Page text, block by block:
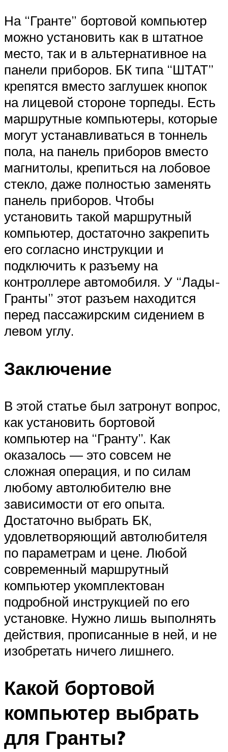
На “Гранте” бортовой компьютер
можно установить как в штатное
место, так и в альтернативное на
панели приборов. БК типа “ШТАТ”
крепятся вместо заглушек кнопок
на лицевой стороне торпеды. Есть
маршрутные компьютеры, которые
могут устанавливаться в тоннель
пола, на панель приборов вместо
магнитолы, крепиться на лобовое
стекло, даже полностью заменять
панель приборов. Чтобы
установить такой маршрутный
компьютер, достаточно закрепить
его согласно инструкции и
подключить к разъему на
контроллере автомобиля. У “Лады-
Гранты” этот разъем находится
перед пассажирским сидением в
левом углу.
Заключение
В этой статье был затронут вопрос,
как установить бортовой
компьютер на “Гранту”. Как
оказалось — это совсем не
сложная операция, и по силам
любому автолюбителю вне
зависимости от его опыта.
Достаточно выбрать БК,
удовлетворяющий автолюбителя
по параметрам и цене. Любой
современный маршрутный
компьютер укомплектован
подробной инструкцией по его
установке. Нужно лишь выполнять
действия, прописанные в ней, и не
изобретать ничего лишнего.
Какой бортовой
компьютер выбрать
для Гранты?